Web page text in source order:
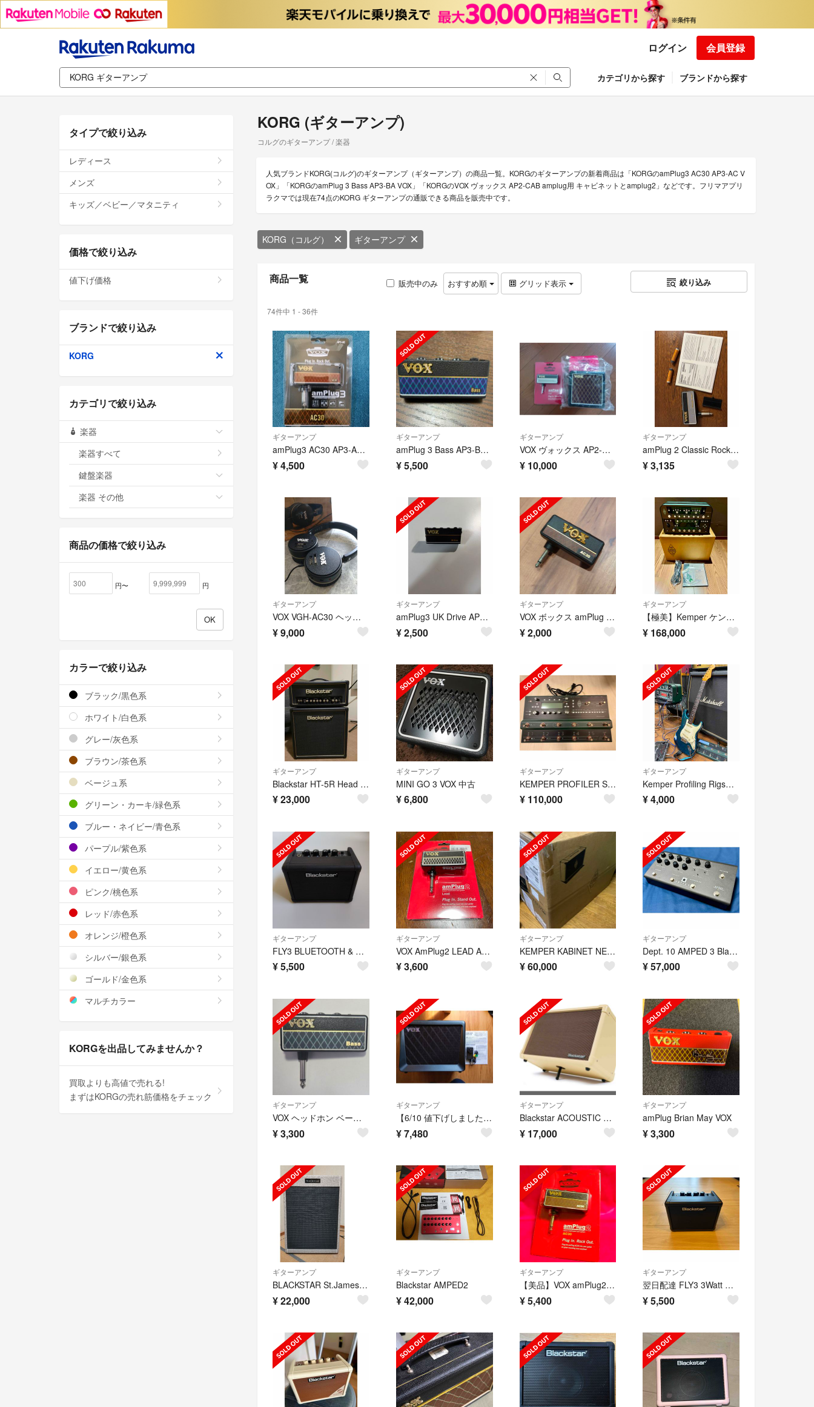
ログイン 会員登録
カテゴリから探す ブランドから探す
KORG (ギターアンプ)
コルグのギターアンプ / 楽器
人気ブランドKORG(コルグ)のギターアンプ（ギターアンプ）の商品一覧。KORGのギターアンプの新着商品は「KORGのamPlug3 AC30 AP3-AC V
OX」「KORGのamPlug 3 Bass AP3-BA VOX」「KORGのVOX ヴォックス AP2-CAB amplug用 キャビネットとamplug2」などです。フリマアプリ
ラクマでは現在74点のKORG ギターアンプの通販できる商品を販売中です。
KORG（コルグ） ギターアンプ
商品一覧 販売中のみ おすすめ順 グリッド表示 絞り込み
74件中 1 - 36件
ギターアンプ
amPlug3 AC30 AP3-AC VOX
¥4,500
ギターアンプ
amPlug 3 Bass AP3-BA VOX
¥5,500
ギターアンプ
VOX ヴォックス AP2-CAB amplug用 キャビネットとamplug2
¥ 10,000
ギターアンプ
amPlug 2 Classic Rock VOX
¥3,135
ギターアンプ
VOX VGH-AC30 ヘッドホンアンプ
¥9,000
ギターアンプ
amPlug3 UK Drive AP3-UD VOX動作確認済
¥2,500
ギターアンプ
VOX ボックス amPlug ヘッドホンアンプ
¥2,000
ギターアンプ
【極美】Kemper ケンパー Profiler PowerHead
¥ 168,000
ギターアンプ
Blackstar HT-5R Head ht112 1x12 cab
¥23,000
ギターアンプ
MINI GO 3 VOX 中古
¥6,800
ギターアンプ
KEMPER PROFILER STAGE
¥ 110,000
ギターアンプ
Kemper Profiling Rigs第１+ ２弾ALL BUNDLES
¥4,000
ギターアンプ
FLY3 BLUETOOTH & PSU-1FLY Power Supply …
¥5,500
ギターアンプ
VOX AmPlug2 LEAD AP2-LD ギター用ヘッドホンアンプ
¥3,600
ギターアンプ
KEMPER KABINET NEO SPEAKER
¥60,000
ギターアンプ
Dept. 10 AMPED 3 Blackstar
¥57,000
ギターアンプ
VOX ヘッドホン ベースギター アンプラグ2 AP2-BS Bass
¥3,300
ギターアンプ
【6/10 値下げしました】VX15GT VOX ギターアンプ
¥7,480
ギターアンプ
Blackstar ACOUSTIC CORE 30
¥ 17,000
ギターアンプ
amPlug Brian May VOX
¥3,300
ギターアンプ
BLACKSTAR St.James Fawn cabinet
¥22,000
ギターアンプ
Blackstar AMPED2
¥42,000
ギターアンプ
【美品】VOX amPlug2 AC30＋チューナー&ピック三枚の二点セット
¥5,400
ギターアンプ
翌日配達 FLY3 3Watt Mini Amp Blackstar
¥5,500
タイプで絞り込み
レディース
メンズ
キッズ／ベビー／マタニティ
価格で絞り込み
値下げ価格
ブランドで絞り込み
KORG
カテゴリで絞り込み
楽器
楽器すべて
鍵盤楽器
楽器 その他
商品の価格で絞り込み
円〜 円
カラーで絞り込み
ブラック/黒色系
ホワイト/白色系
グレー/灰色系
ブラウン/茶色系
ベージュ系
グリーン・カーキ/緑色系
ブルー・ネイビー/青色系
パープル/紫色系
イエロー/黄色系
ピンク/桃色系
レッド/赤色系
オレンジ/橙色系
シルバー/銀色系
ゴールド/金色系
マルチカラー
KORGを出品してみませんか？
買取よりも高値で売れる!
まずはKORGの売れ筋価格をチェック